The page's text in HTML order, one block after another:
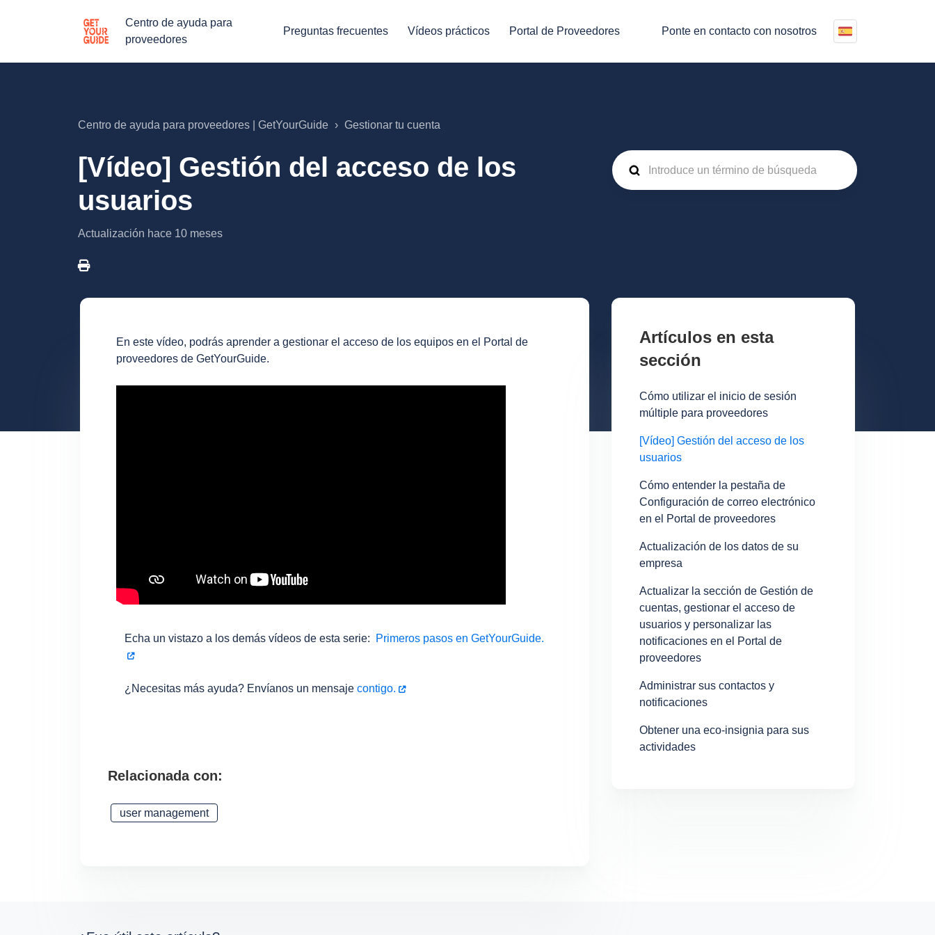
Centro de ayuda para
proveedores
Preguntas frecuentes Vídeos prácticos Portal de Proveedores Ponte en contacto con nosotros
Centro de ayuda para proveedores | GetYourGuide Gestionar tu cuenta
[Vídeo] Gestión del acceso de los
usuarios
Actualización hace 10 meses
En este vídeo, podrás aprender a gestionar el acceso de los equipos en el Portal de
proveedores de GetYourGuide.
Echa un vistazo a los demás vídeos de esta serie: Primeros pasos en GetYourGuide.
¿Necesitas más ayuda? Envíanos un mensaje contigo.
Relacionada con:
user management
Artículos en esta
sección
Cómo utilizar el inicio de sesión
múltiple para proveedores
[Vídeo] Gestión del acceso de los
usuarios
Cómo entender la pestaña de
Configuración de correo electrónico
en el Portal de proveedores
Actualización de los datos de su
empresa
Actualizar la sección de Gestión de
cuentas, gestionar el acceso de
usuarios y personalizar las
notificaciones en el Portal de
proveedores
Administrar sus contactos y
notificaciones
Obtener una eco-insignia para sus
actividades